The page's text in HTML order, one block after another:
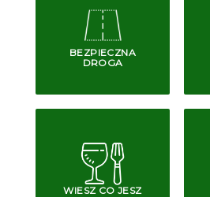
BEZPIECZNA
DROGA
WIESZ CO JESZ